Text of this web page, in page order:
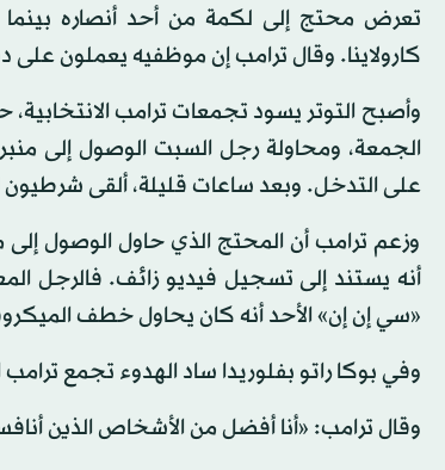
تعرض محتج إلى لكمة من أحد أنصاره بينما
كارولاينا. وقال ترامب إن موظفيه يعملون
وأصبح التوتر يسود تجمعات ترامب
الجمعة، ومحاولة رجل السبت الوصول إلى
على التدخل. وبعد ساعات قليلة، ألقى
وزعم ترامب أن المحتج الذي حاول الوصول
«سي إن إن» الأحد أنه كان يحاول خطف
وفي بوكا راتو بفلوريدا ساد الهدوء تجمع ترامب
وقال ترامب: «أنا أفضل من الأشخاص الذين